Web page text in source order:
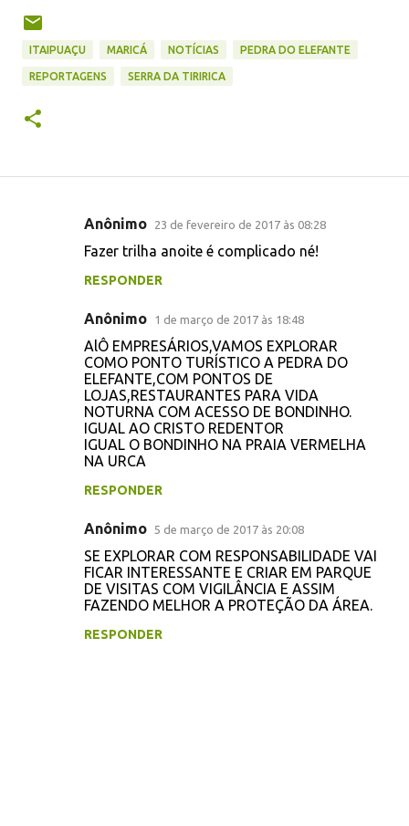
ITAIPUAÇU MARICÁ NOTÍCIAS PEDRA DO ELEFANTE
REPORTAGENS SERRA DA TIRIRICA
Anônimo 23 de fevereiro de 2017 às 08:28
Fazer trilha anoite é complicado né!
RESPONDER
Anônimo 1 de março de 2017 às 18:48
AlÔ EMPRESÁRIOS,VAMOS EXPLORAR
COMO PONTO TURÍSTICO A PEDRA DO
ELEFANTE,COM PONTOS DE
LOJAS,RESTAURANTES PARA VIDA
NOTURNA COM ACESSO DE BONDINHO.
IGUAL AO CRISTO REDENTOR
IGUAL O BONDINHO NA PRAIA VERMELHA
NA URCA
RESPONDER
Anônimo 5 de março de 2017 às 20:08
SE EXPLORAR COM RESPONSABILIDADE VAI
FICAR INTERESSANTE E CRIAR EM PARQUE
DE VISITAS COM VIGILÂNCIA E ASSIM
FAZENDO MELHOR A PROTEÇÃO DA ÁREA.
RESPONDER